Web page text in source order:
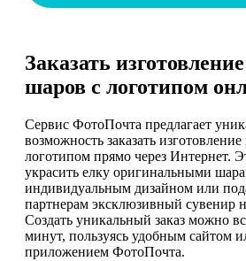
Заказать
шаров с логотипом
Сервис ФотоПочта предлагает
возможность заказать
логотипом прямо через Интернет.
украсить елку оригинальными
индивидуальным дизайном или
партнерам эксклюзивный сувенир
Создать уникальный заказ можно
минут, пользуясь удобным сайтом
приложением ФотоПочта.